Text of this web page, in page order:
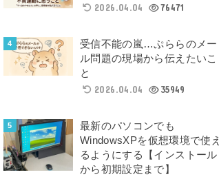
2026.04.04
76471
受信不能の嵐…ぷららのメー
ル問題の現場から伝えたいこ
と
2026.04.04
35949
最新のパソコンでも
WindowsXPを仮想環境で使え
るようにする【インストール
から初期設定まで】